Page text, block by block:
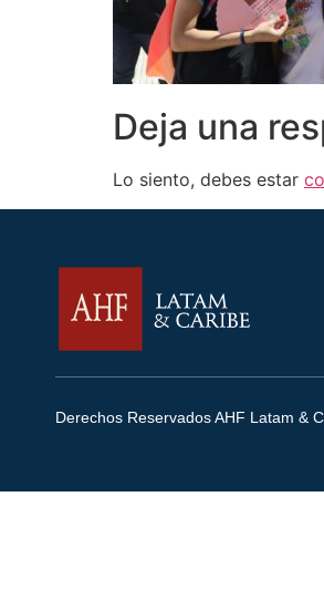
Deja una
Lo siento, debes estar
Derechos Reservados AHF Latam &